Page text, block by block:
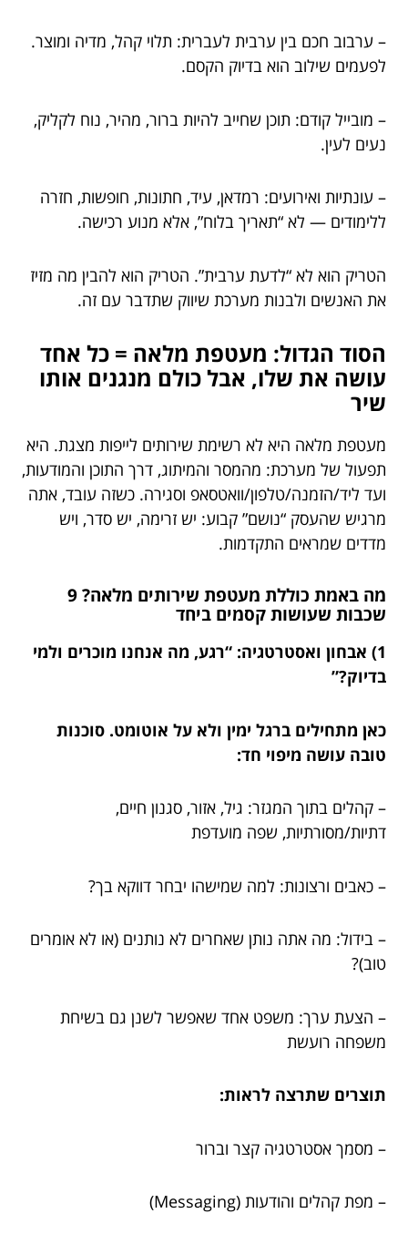
– ערבוב חכם בין ערבית לעברית: תלוי קהל, מדיה ומוצר.
לפעמים שילוב הוא בדיוק הקסם.
– מובייל קודם: תוכן שחייב להיות ברור, מהיר, נוח לקליק,
נעים לעין.
– עונתיות ואירועים: רמדאן, עיד, חתונות, חופשות, חזרה
ללימודים — לא “תאריך בלוח”, אלא מנוע רכישה.
הטריק הוא לא “לדעת ערבית”. הטריק הוא להבין מה מזיז
את האנשים ולבנות מערכת שיווק שתדבר עם זה.
הסוד הגדול: מעטפת מלאה = כל אחד
עושה את שלו, אבל כולם מנגנים אותו
שיר
מעטפת מלאה היא לא רשימת שירותים לייפות מצגת. היא
תפעול של מערכת: מהמסר והמיתוג, דרך התוכן והמודעות,
ועד ליד/הזמנה/טלפון/וואטסאפ וסגירה. כשזה עובד, אתה
מרגיש שהעסק “נושם” קבוע: יש זרימה, יש סדר, ויש
מדדים שמראים התקדמות.
מה באמת כוללת מעטפת שירותים מלאה? 9
שכבות שעושות קסמים ביחד
1) אבחון ואסטרטגיה: “רגע, מה אנחנו מוכרים ולמי
בדיוק?”
כאן מתחילים ברגל ימין ולא על אוטומט. סוכנות
טובה עושה מיפוי חד:
– קהלים בתוך המגזר: גיל, אזור, סגנון חיים,
דתיות/מסורתיות, שפה מועדפת
– כאבים ורצונות: למה שמישהו יבחר דווקא בך?
– בידול: מה אתה נותן שאחרים לא נותנים (או לא אומרים
טוב)?
– הצעת ערך: משפט אחד שאפשר לשנן גם בשיחת
משפחה רועשת
תוצרים שתרצה לראות:
– מסמך אסטרטגיה קצר וברור
– מפת קהלים והודעות (Messaging)